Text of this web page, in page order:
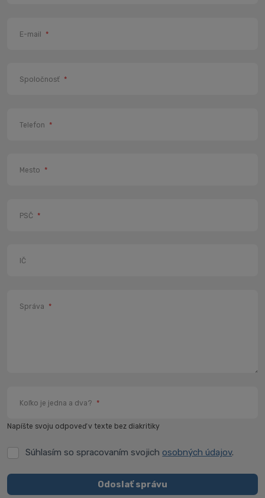
E-mail *
Spoločnosť *
Telefon *
Mesto *
PSČ *
IČ
Správa *
Koľko je jedna a dva? *
Napíšte svoju odpoveď v texte bez diakritiky
Súhlasím
spracovaním
svojich
Súhlasím so spracovaním svojichosobných údajov.
Odoslať správu